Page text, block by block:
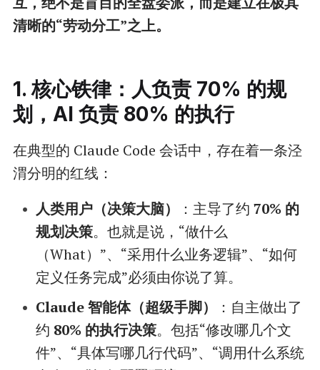
清晰的“劳动分工”之上。
1. 核心铁律：人负责 70% 的规
划，AI 负责 80% 的执行
在典型的 Claude Code 会话中，存在着一条泾
渭分明的红线：
人类用户（决策大脑）
：主导了约 70% 的
规划决策。也就是说，“做什么
（What）”、“采用什么业务逻辑”、“如何
定义任务完成”必须由你说了算。
Claude 智能体（超级手脚）
：自主做出了
约 80% 的执行决策。包括“修改哪几个文
件”、“具体写哪几行代码”、“调用什么系统